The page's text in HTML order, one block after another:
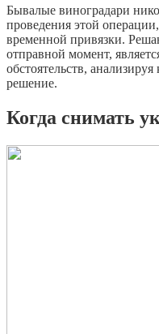
Бывалые виноградари
проведения этой
временной привязки.
отправной момент,
обстоятельств,
решение.
Когда снимать